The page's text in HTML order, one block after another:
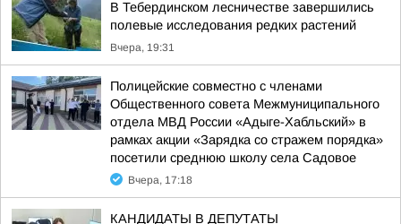
В Тебердинском лесничестве завершились
полевые исследования редких растений
Вчера, 19:31
Полицейские совместно с членами
Общественного совета Межмуниципального
отдела МВД России «Адыге-Хабльский» в
рамках акции «Зарядка со стражем порядка»
посетили среднюю школу села Садовое
Вчера, 17:18
КАНДИДАТЫ В ДЕПУТАТЫ